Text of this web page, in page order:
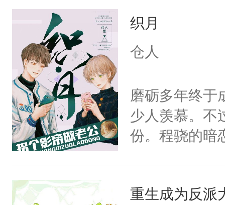
织月
仓人
磨砺多年终于
少人羡慕。不
份。程骁的暗
纪人看着保守
重生成为反派